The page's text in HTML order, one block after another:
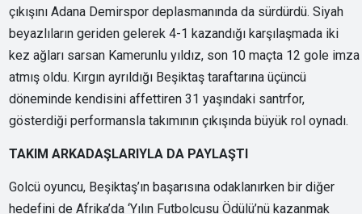
çıkışını Adana Demirspor deplasmanında da sürdürdü. Siyah
beyazlıların geriden gelerek 4-1 kazandığı karşılaşmada iki
kez ağları sarsan Kamerunlu yıldız, son 10 maçta 12 gole imza
atmış oldu. Kırgın ayrıldığı Beşiktaş taraftarına üçüncü
döneminde kendisini affettiren 31 yaşındaki santrfor,
gösterdiği performansla takımının çıkışında büyük rol oynadı.
TAKIM ARKADAŞLARIYLA DA PAYLAŞTI
Golcü oyuncu, Beşiktaş’ın başarısına odaklanırken bir diğer
hedefini de Afrika’da ‘Yılın Futbolcusu Ödülü’nü kazanmak